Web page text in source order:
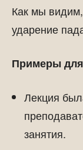
Как мы
ударение
Примеры
Лекция
занятия.